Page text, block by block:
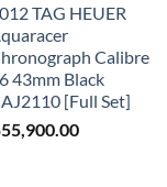
TAG HEUER
Calibre
43mm Black
[Full Set]
55,900.00